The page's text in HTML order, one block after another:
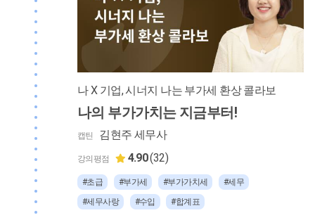
나 X 기업, 시너지 나는 부가세 환상 콜라보
나의 부가가치는 지금부터!
캡틴 김현주 세무사
강의평점 4.90(32)
#초급 #부가세 #부가가치세
#세무
#세무사랑
#수입 #합계표